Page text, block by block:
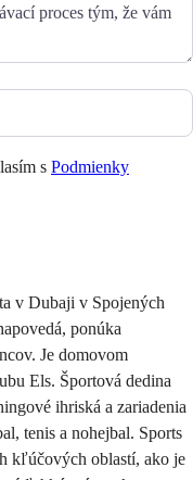
s Podmienky
v Dubaji v Spojených
ponúka
Je domovom
Els. Športová dedina
ihriská a zariadenia
tenis a nohejbal. Sports
kľúčových oblastí, ako je